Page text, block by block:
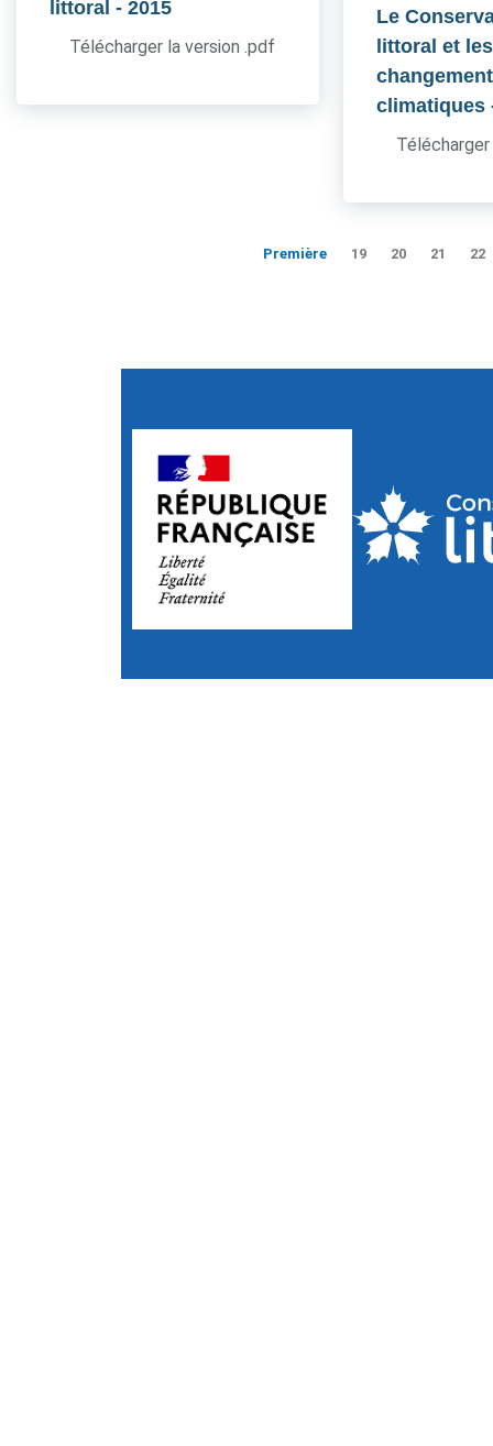
littoral - 2015
Télécharger la version .pdf
Le
littoral et les
climatiques
Première 19 20 21 22